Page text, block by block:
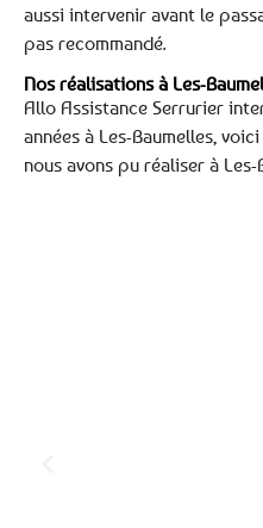
aussi intervenir avant le
pas recommandé.
Nos réalisations à Les-
Allo Assistance Serrurier
années à Les-Baumelles,
nous avons pu réaliser à Les-